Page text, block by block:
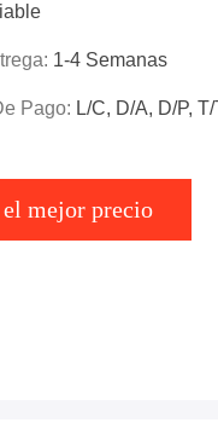
1-4 Semanas
Pago: L/C, D/A, D/P,
el mejor precio